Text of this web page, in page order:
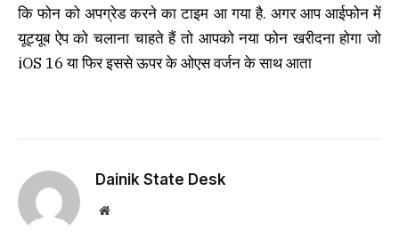
कि फोन को अपग्रेड करने का टाइम आ गया है. अगर आप आईफोन में
यूट्यूब ऐप को चलाना चाहते हैं तो आपको नया फोन खरीदना होगा जो
iOS 16 या फिर इससे ऊपर के ओएस वर्जन के साथ आता
Dainik State Desk
Website